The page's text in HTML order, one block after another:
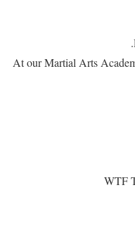
At our Martial Arts
WTF